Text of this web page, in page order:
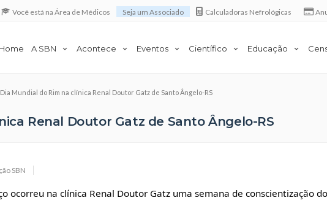
Você está na Área de Médicos Seja um Associado Calculadoras Nefrológicas
Home A SBN Acontece Eventos Científico Educação
Dia Mundial do Rim na clínica Renal Doutor Gatz de Santo Ângelo-RS
Renal Doutor Gatz de Santo Ângelo-RS
SBN
ocorreu na clínica Renal Doutor Gatz uma semana de conscientização